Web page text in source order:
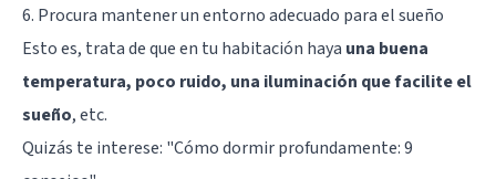
6. Procura mantener un entorno adecuado para el sueño
Esto es, trata de que en tu habitación haya una buena
temperatura, poco ruido, una iluminación que facilite el
sueño, etc.
Quizás te interese: "Cómo dormir profundamente: 9